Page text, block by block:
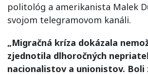
politológ a amerikanista Malek
svojom telegramovom kanáli.
„Migračná kríza dokázala
zjednotila dlhoročných
nacionalistov a unionistov. Boli